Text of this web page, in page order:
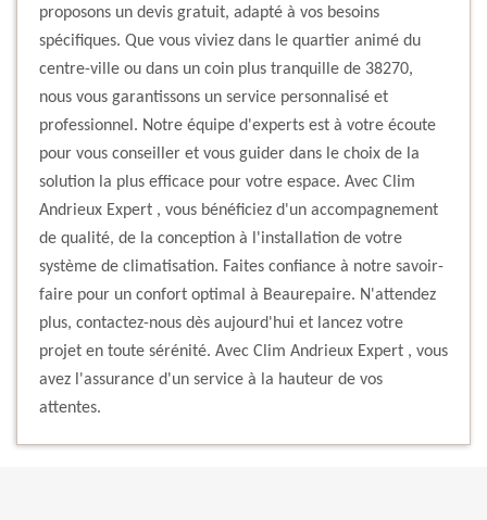
proposons un devis gratuit, adapté à vos besoins
spécifiques. Que vous viviez dans le quartier animé du
centre-ville ou dans un coin plus tranquille de 38270,
nous vous garantissons un service personnalisé et
professionnel. Notre équipe d'experts est à votre écoute
pour vous conseiller et vous guider dans le choix de la
solution la plus efficace pour votre espace. Avec Clim
Andrieux Expert , vous bénéficiez d'un accompagnement
de qualité, de la conception à l'installation de votre
système de climatisation. Faites confiance à notre savoir-
faire pour un confort optimal à Beaurepaire. N'attendez
plus, contactez-nous dès aujourd'hui et lancez votre
projet en toute sérénité. Avec Clim Andrieux Expert , vous
avez l'assurance d'un service à la hauteur de vos
attentes.